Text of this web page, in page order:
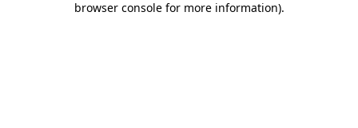
browser console for more information).